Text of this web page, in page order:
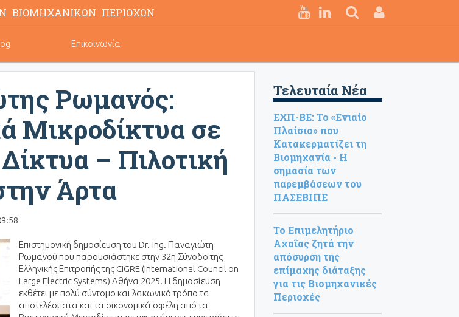
ΒΙΟΜΗΧΑΝΙΚΩΝ ΠΕΡΙΟΧΩΝ
Επικοινωνία
Ρωμανός:
Μικροδίκτυα σε
– Πιλοτική
Άρτα
Επιστημονική δημοσίευση του Dr.-Ing. Παναγιώτη
Ρωμανού που παρουσιάστηκε στην 32η Σύνοδο της
Ελληνικής Επιτροπής της CIGRE (International Council on
Large Electric Systems) Αθήνα 2025. Η δημοσίευση
εκθέτει με πολύ σύντομο και λακωνικό τρόπο τα
αποτελέσματα και τα οικονομικά οφέλη από τα
Τελευταία Νέα
ΕΧΠ-ΒΕ: Το «Ενιαίο
Πλαίσιο» που
Κατακερματίζει τη
Βιομηχανία - Η
σημασία των
παρεμβάσεων του
ΠΑΣΕΒΙΠΕ
Το Επιμελητήριο
Αχαΐας ζητά την
απόσυρση της
επίμαχης διάταξης
για τις Βιομηχανικές
Περιοχές